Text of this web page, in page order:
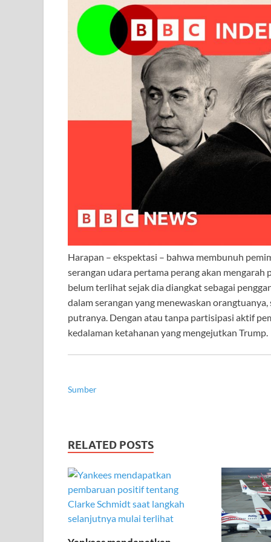
Harapan – ekspektasi – bahwa membunuh
serangan udara pertama perang akan
belum terlihat sejak dia diangkat sebagai
dalam serangan yang menewaskan
putranya. Dengan atau tanpa partisipasi aktif
kedalaman ketahanan yang mengejutkan Trump.
Sumber
RELATED POSTS